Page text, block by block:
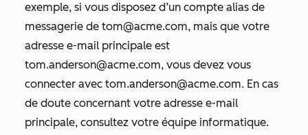
exemple, si vous disposez d’un compte alias de
messagerie de tom@acme.com, mais que votre
adresse e-mail principale est
tom.anderson@acme.com, vous devez vous
connecter avec tom.anderson@acme.com. En cas
de doute concernant votre adresse e-mail
principale, consultez votre équipe informatique.